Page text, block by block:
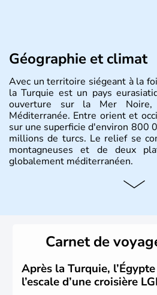
Géographie et climat
Avec un territoire siégeant à la
la Turquie est un pays
ouverture sur la Mer
Méditerranée. Entre orient et
sur une superficie d'environ 800
millions de turcs. Le relief se
montagneuses et de deux
globalement méditerranéen.
Histoire et
qui constitueront en 1299 les
ottoman. Après avoir rattaché
orientale au territoire turc, la
le 29 octobre 1923. Ankara
titre de capitale du pays.
Carnet de
Après la Turquie,
l’escale d’une croisière